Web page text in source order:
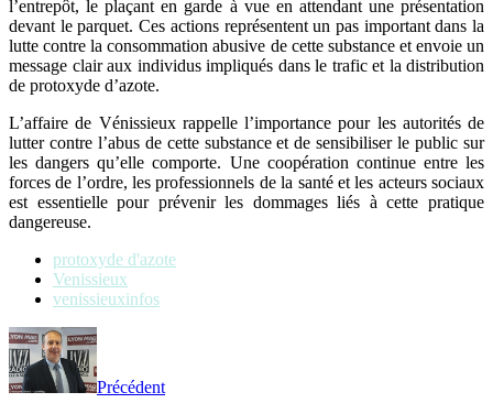
l’entrepôt, le plaçant en garde à vue en attendant une présentation
devant le parquet. Ces actions représentent un pas important dans la
lutte contre la consommation abusive de cette substance et envoie un
message clair aux individus impliqués dans le trafic et la distribution
de protoxyde d’azote.
L’affaire de Vénissieux rappelle l’importance pour les autorités de
lutter contre l’abus de cette substance et de sensibiliser le public sur
les dangers qu’elle comporte. Une coopération continue entre les
forces de l’ordre, les professionnels de la santé et les acteurs sociaux
est essentielle pour prévenir les dommages liés à cette pratique
dangereuse.
protoxyde d'azote
Venissieux
venissieuxinfos
Précédent